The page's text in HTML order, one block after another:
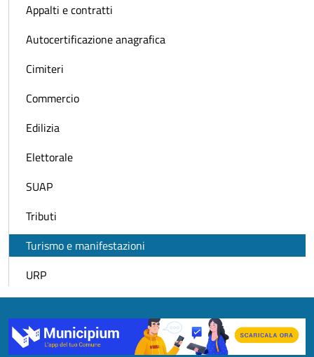
Appalti e contratti
Autocertificazione anagrafica
Cimiteri
Commercio
Edilizia
Elettorale
SUAP
Tributi
Turismo e manifestazioni
URP